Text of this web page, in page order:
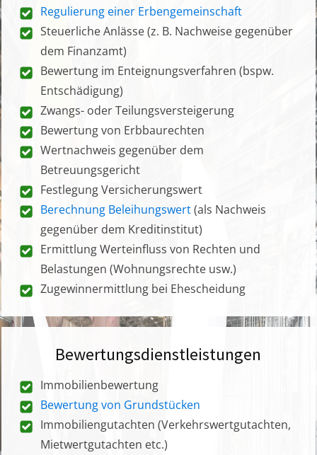
Regulierung einer Erbengemeinschaft
Steuerliche Anlässe (z. B. Nachweise gegenüber
dem Finanzamt)
Bewertung im Enteignungsverfahren (bspw.
Entschädigung)
Zwangs- oder Teilungsversteigerung
Bewertung von Erbbaurechten
Wertnachweis gegenüber dem
Betreuungsgericht
Festlegung Versicherungswert
Berechnung Beleihungswert(als Nachweis
gegenüber dem Kreditinstitut)
Ermittlung Werteinfluss von Rechten und
Belastungen (Wohnungsrechte usw.)
Zugewinnermittlung bei Ehescheidung
Bewertungsdienstleistungen
Immobilienbewertung
Bewertung von Grundstücken
Immobiliengutachten (Verkehrswertgutachten,
Mietwertgutachten etc.)